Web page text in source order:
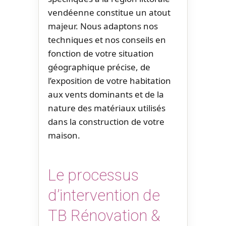
vendéenne constitue un atout
majeur. Nous adaptons nos
techniques et nos conseils en
fonction de votre situation
géographique précise, de
l’exposition de votre habitation
aux vents dominants et de la
nature des matériaux utilisés
dans la construction de votre
maison.
Le processus
d’intervention de
TB Rénovation &